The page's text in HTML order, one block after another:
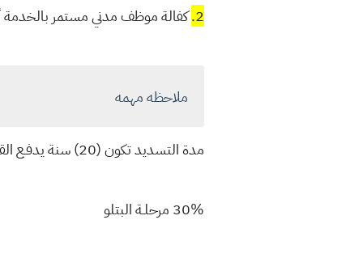
2. كفالة موظف مدني مستمر بالخدمة
ملاحظه مهمه
مدة التسديد تكون (20) سنة يدفـع القرض علـى حسب مرحلـة البناء وكما يلـي :-
30% مرحلـة البتلو